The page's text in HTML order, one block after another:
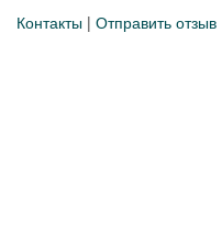
Контакты | Отправить отзыв